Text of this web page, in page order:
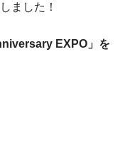
ました！
EXPO」を